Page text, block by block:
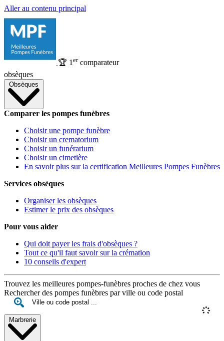
Aller au contenu principal
🏆 1 ercomparateur
obsèques
Obsèques
Comparer les pompes funèbres
Choisir une pompe funèbre
Choisir un crematorium
Choisir un funérarium
Choisir un cimetière
En savoir plus sur la certification Meilleures Pompes Funèbres
Services obsèques
Organiser les obsèques
Estimer le prix des obsèques
Pour vous aider
Qui doit payer les frais d'obsèques ?
Tout ce qu'il faut savoir sur la crémation
10 conseils d'expert
Trouvez les meilleures pompes-funèbres proches de chez vous
Rechercher des pompes funèbres par ville ou code postal
Marbrerie